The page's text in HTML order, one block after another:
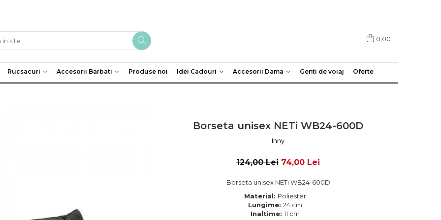
0,00
Rucsacuri Accesorii Barbati Produse noi Idei Cadouri Accesorii Dama Genti de voiaj Oferte
Borseta unisex NETi WB24-600D
Inny
124,00 Lei 74,00 Lei
Borseta unisex NETi WB24-600D
Material: Poliester
Lungime: 24 cm
Inaltime: 11 cm